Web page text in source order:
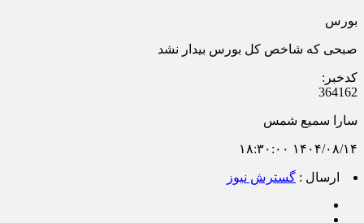
بورس
صبحی که شاخص کل بورس بیدار نشد
کدخبر:
364162
سارا سمیع شمس
۱۴۰۴/۰۸/۱۴ ۱۸:۳۰:۰۰
ارسال : گسترش نیوز